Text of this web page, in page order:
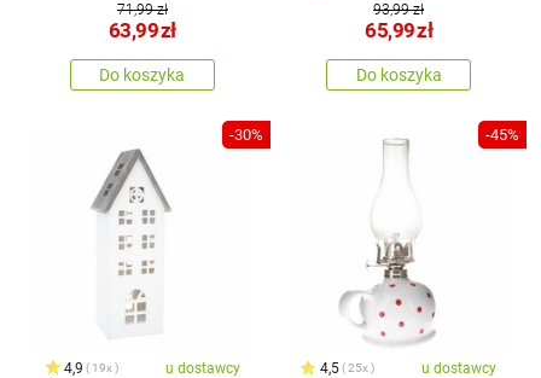
71,99 zł
63,99zł
Do koszyka
93,99 zł
65,99zł
Do koszyka
-30%
4,9 19x u dostawcy
-45%
4,5 25x u dostawcy